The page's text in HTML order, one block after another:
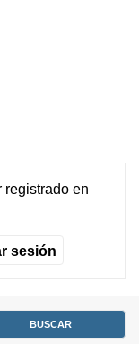
registradoen
sesión